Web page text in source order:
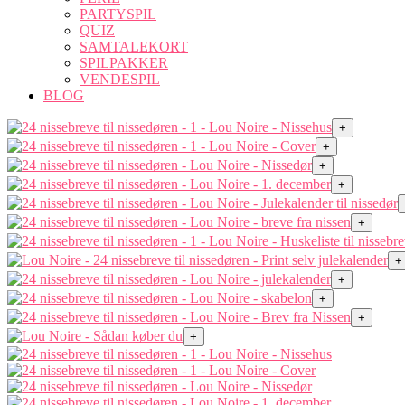
PARTYSPIL
QUIZ
SAMTALEKORT
SPILPAKKER
VENDESPIL
BLOG
+
+
+
+
+
+
+
+
+
+